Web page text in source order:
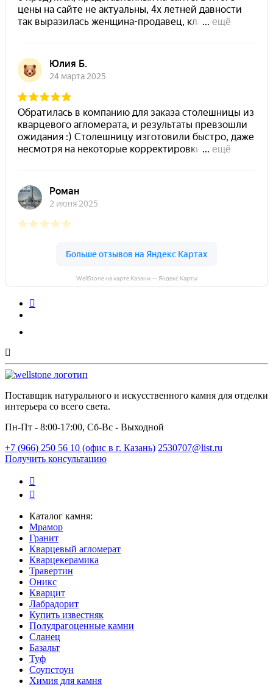
WellStone на карте Казани — Яндекс Карты
Поставщик натурального и искусственного камня для отделки
интерьера со всего света.
Пн-Пт - 8:00-17:00, Сб-Вс - Выходной
+7 (966) 250 56 10 (офис в г. Казань) 2530707@list.ru
Получить консультацию
Каталог камня:
Мрамор
Гранит
Кварцевый агломерат
Кварцекерамика
Травертин
Оникс
Кварцит
Лабрадорит
Купить известняк
Полудрагоценные камни
Сланец
Базальт
Туф
Соупстоун
Химия для камня